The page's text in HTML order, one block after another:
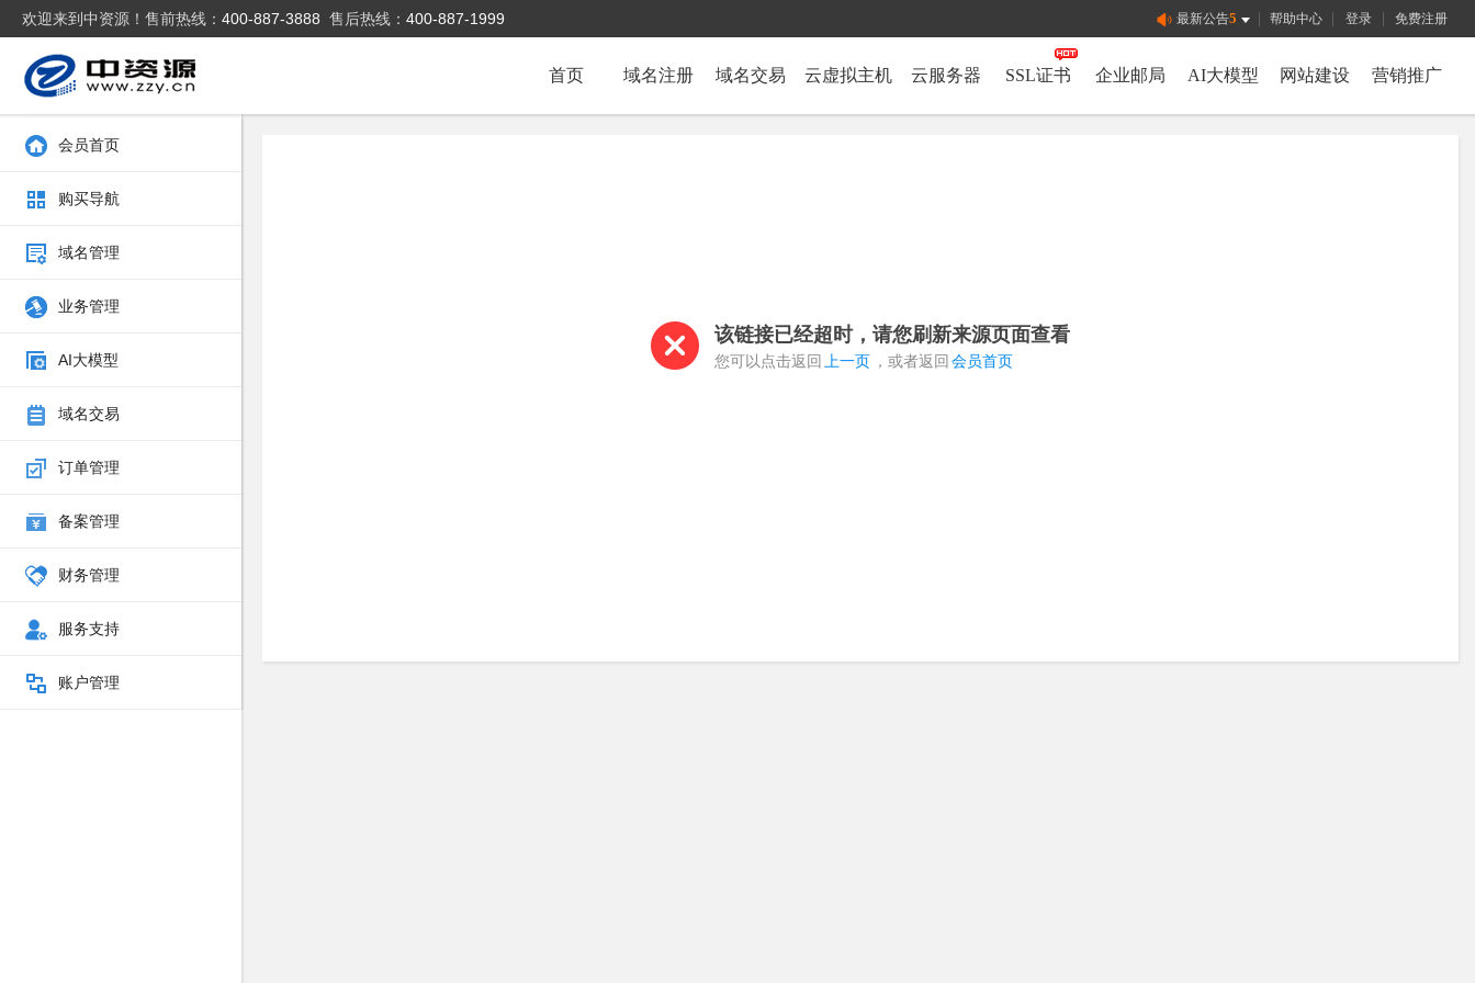
欢迎来到中资源！售前热线： 400-887-3888 售后热线： 400-887-1999 登录 免费注册
最新公告5 帮助中心
营销推广
网站建设
AI大模型
企业邮局
SSL证书
云服务器
云虚拟主机
域名交易
域名注册
首页
会员首页
购买导航
域名管理
业务管理
AI大模型
域名交易
订单管理
备案管理
财务管理
服务支持
账户管理
该链接已经超时，请您刷新来源页面查看
您可以点击返回 上一页 ，或者返回 会员首页